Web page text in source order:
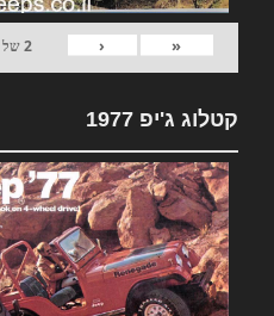
«
‹
2של
קטלוג ג'יפ 1977